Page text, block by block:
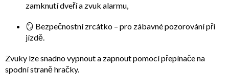
zamknutí dveřía zvuk alarmu,
🪞 Bezpečnostní zrcátko – pro zábavné pozorování při
jízdě.
Zvuky lze snadnovypnout a zapnout pomocí přepínačena
spodní straně hračky.